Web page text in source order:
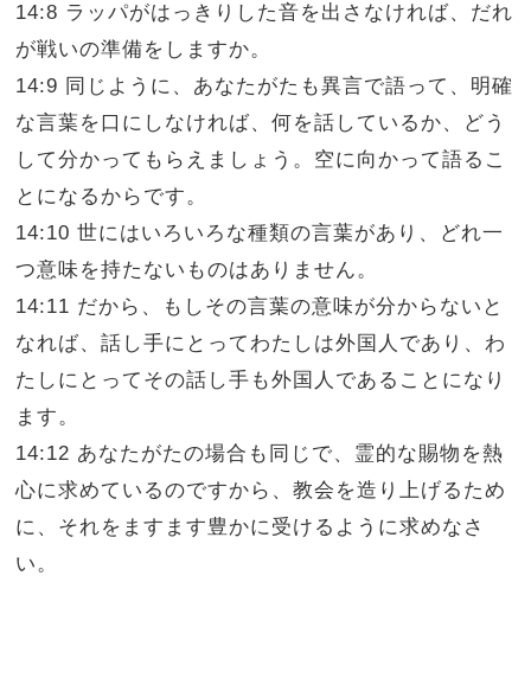
14:8 ラッパがはっきりした音を出さなければ、だれ
が戦いの準備をしますか。
14:9 同じように、あなたがたも異言で語って、明確
な言葉を口にしなければ、何を話しているか、どう
して分かってもらえましょう。空に向かって語るこ
とになるからです。
14:10 世にはいろいろな種類の言葉があり、どれ一
つ意味を持たないものはありません。
14:11 だから、もしその言葉の意味が分からないと
なれば、話し手にとってわたしは外国人であり、わ
たしにとってその話し手も外国人であることになり
ます。
14:12 あなたがたの場合も同じで、霊的な賜物を熱
心に求めているのですから、教会を造り上げるため
に、それをますます豊かに受けるように求めなさ
い。